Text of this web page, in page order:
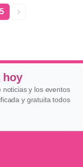
5
hoy
y los eventos
y gratuita todos